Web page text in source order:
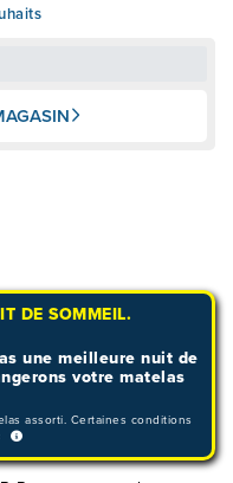
DE SOMMEIL.
une meilleure nuit de
votre matelas
assorti. Certaines conditions